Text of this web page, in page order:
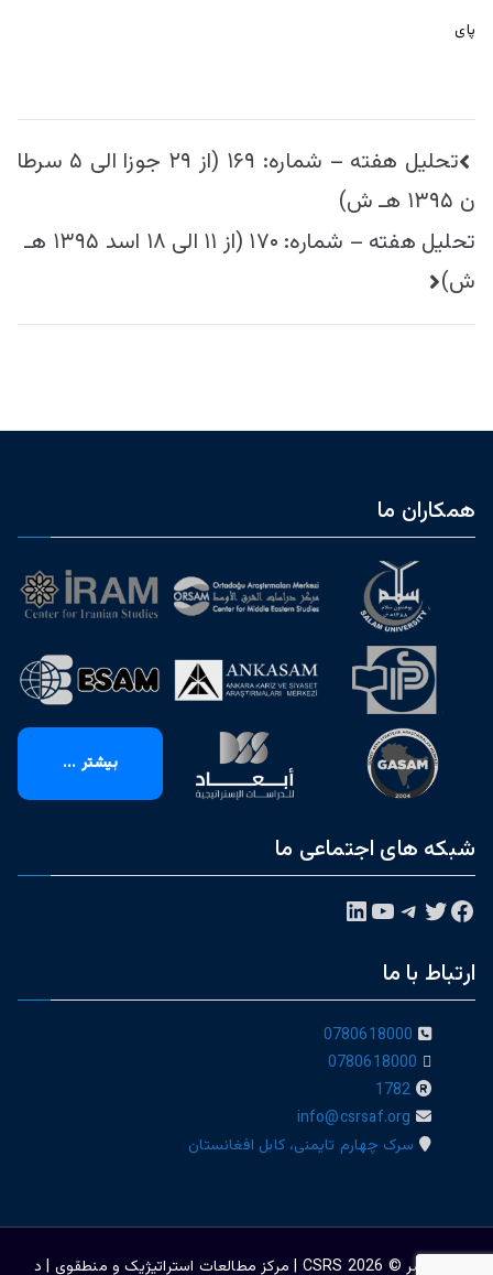
پای
راهبری
نوشته
تحليل هفته – شماره: ۱۶۹ (از ۲۹ جوزا الی ۵ سرطا
ن ۱۳۹۵ هـ ش)
تحليل هفته – شماره: ۱۷۰ (از ۱۱ الی ۱۸ اسد ۱۳۹۵ هـ
ش)
همکاران ما
بیشتر ...
شبکه های اجتماعی ما
فیس‌بوکتوییتر تلگرام یوتیوبلینکداین
ارتباط با ما
0780618000
0780618000
1782
info@csrsaf.org
سرک چهارم تایمنی، کابل افغانستان
حق نشر © 2026 CSRS | مرکز مطالعات استراتیژيک و منطقوی | د